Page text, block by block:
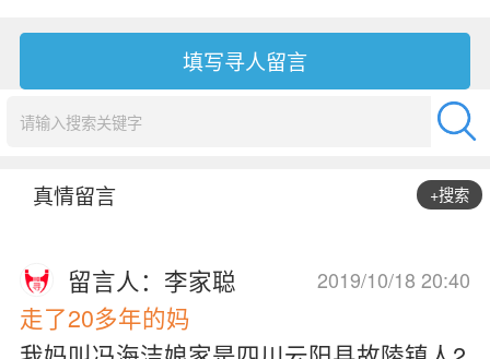
+搜索
真情留言
2019/10/18 20:40
留言人：李家聪
走了20多年的妈